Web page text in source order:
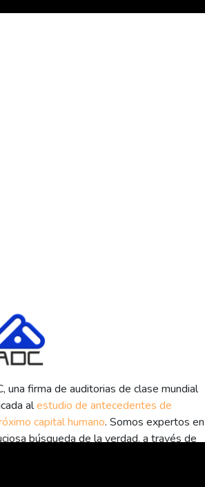
una firma de auditorias de clase mundial
alestudio de antecedentes de
capital humano. Somos expertos
búsqueda de la verdad, a través de